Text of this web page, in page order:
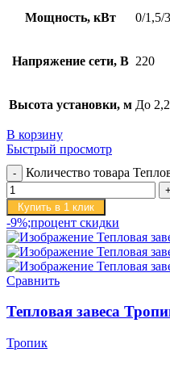
Мощность, кВт 0/1,5/
Напряжение сети, В 220
Высота установки, м До 2,2
В корзину
Быстрый просмотр
Количество товара
Купить в 1 клик
-9%;процент скидки
Сравнить
Тепловая завеса
Тропик